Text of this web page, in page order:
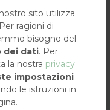
sito utilizza
ragioni di
bisogno del
dei dati. Per
la nostra privacy
impostazioni
le istruzioni in